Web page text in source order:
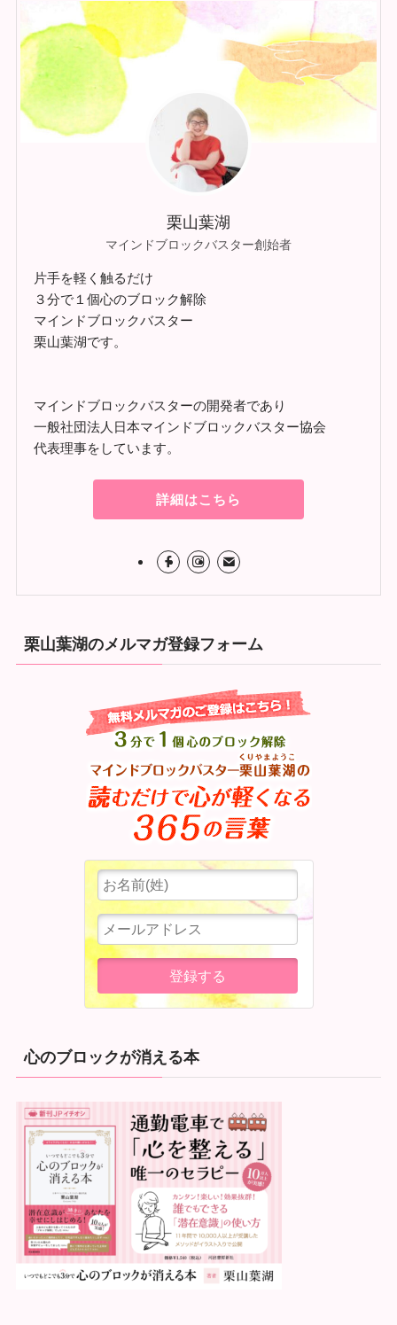
栗山葉湖
マインドブロックバスター創始者
片手を軽く触るだけ
３分で１個心のブロック解除
マインドブロックバスター
栗山葉湖です。
マインドブロックバスターの開発者であり
一般社団法人日本マインドブロックバスター協会
代表理事をしています。
詳細はこちら
栗山葉湖のメルマガ登録フォーム
心のブロックが消える本